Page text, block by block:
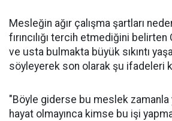
Mesleğin ağır çalışma şartları
fırıncılığı tercih etmediğini belirten
ve usta bulmakta büyük sıkıntı
söyleyerek son olarak şu ifadeleri
"Böyle giderse bu meslek zamanla
hayat olmayınca kimse bu işi